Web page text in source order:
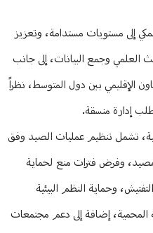
إلى مستويات مستدامة، وتعزيز
العلمي وجمع البيانات، إلى جانب
الإقليمي بين دول المتوسط، نظراً
إدارة منسقة.
تشمل تنظيم عمليات الصيد وفق
وفرض فترات منع لحماية
وحماية النظم البيئية
المحمية، إضافة إلى دعم مجتمعات